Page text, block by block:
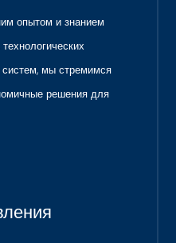
опытом и знанием
мы стремимся
решения для